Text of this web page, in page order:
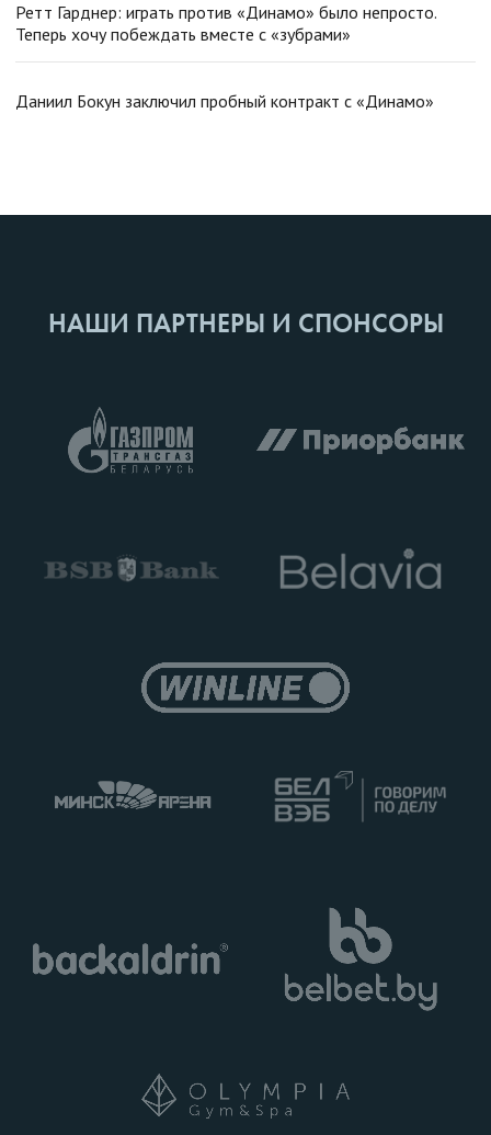
Ретт Гарднер: играть против «Динамо» было непросто.
Теперь хочу побеждать вместе с «зубрами»
Даниил Бокун заключил пробный контракт с «Динамо»
НАШИ ПАРТНЕРЫ И СПОНСОРЫ